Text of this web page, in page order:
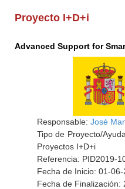
Proyecto I+D+i
Advanced Support for
Responsable: José
Tipo de Proyecto/
Proyectos I+D+i
Referencia: PID2019-
Fecha de Inicio: 01-
Fecha de Finalización: